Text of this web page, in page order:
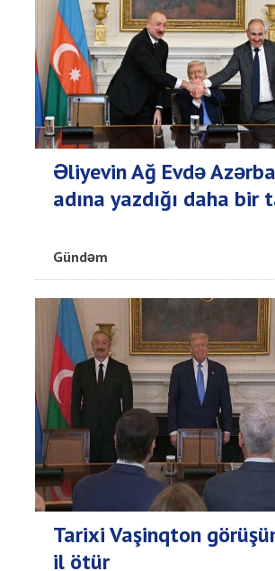
Əliyevin Ağ Evdə
adına yazdığı daha bir
Gündəm
Tarixi Vaşinqton
il ötür